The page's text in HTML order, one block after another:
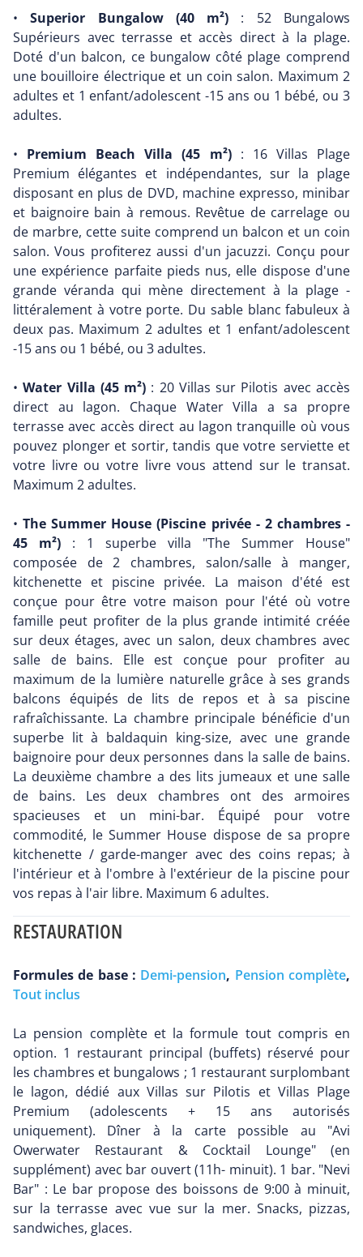
•Superior Bungalow (40 m²) : 52 Bungalows
Supérieurs avec terrasse et accès direct à la plage.
Doté d'un balcon, ce bungalow côté plage comprend
une bouilloire électrique et un coin salon. Maximum 2
adultes et 1 enfant/adolescent -15 ans ou 1 bébé, ou 3
adultes.
• Premium Beach Villa (45 m²): 16 Villas Plage
Premium élégantes et indépendantes, sur la plage
disposant en plus de DVD, machine expresso, minibar
et baignoire bain à remous. Revêtue de carrelage ou
de marbre, cette suite comprend un balcon et un coin
salon. Vous profiterez aussi d'un jacuzzi. Conçu pour
une expérience parfaite pieds nus, elle dispose d'une
grande véranda qui mène directement à la plage -
littéralement à votre porte. Du sable blanc fabuleux à
deux pas. Maximum 2 adultes et 1 enfant/adolescent
-15 ans ou 1 bébé, ou 3 adultes.
•Water Villa (45 m²) : 20 Villas sur Pilotis avec accès
direct au lagon. Chaque Water Villa a sa propre
terrasse avec accès direct au lagon tranquille où vous
pouvez plonger et sortir, tandis que votre serviette et
votre livre ou votre livre vous attend sur le transat.
Maximum 2 adultes.
•The Summer House (Piscine privée - 2 chambres -
45 m²) : 1 superbe villa "The Summer House"
composée de 2 chambres, salon/salle à manger,
kitchenette et piscine privée. La maison d'été est
conçue pour être votre maison pour l'été où votre
famille peut profiter de la plus grande intimité créée
sur deux étages, avec un salon, deux chambres avec
salle de bains. Elle est conçue pour profiter au
maximum de la lumière naturelle grâce à ses grands
balcons équipés de lits de repos et à sa piscine
rafraîchissante. La chambre principale bénéficie d'un
superbe lit à baldaquin king-size, avec une grande
baignoire pour deux personnes dans la salle de bains.
La deuxième chambre a des lits jumeaux et une salle
de bains. Les deux chambres ont des armoires
spacieuses et un mini-bar. Équipé pour votre
commodité, le Summer House dispose de sa propre
kitchenette / garde-manger avec des coins repas; à
l'intérieur et à l'ombre à l'extérieur de la piscine pour
vos repas à l'air libre. Maximum 6 adultes.
RESTAURATION
Formules de base : Demi-pension, Pension complète,
Tout inclus
La pension complète et la formule tout compris en
option. 1 restaurant principal (buffets) réservé pour
les chambres et bungalows ; 1 restaurant surplombant
le lagon, dédié aux Villas sur Pilotis et Villas Plage
Premium (adolescents + 15 ans autorisés
uniquement). Dîner à la carte possible au "Avi
Owerwater Restaurant & Cocktail Lounge" (en
supplément) avec bar ouvert (11h- minuit). 1 bar. "Nevi
Bar" : Le bar propose des boissons de 9:00 à minuit,
sur la terrasse avec vue sur la mer. Snacks, pizzas,
sandwiches, glaces.